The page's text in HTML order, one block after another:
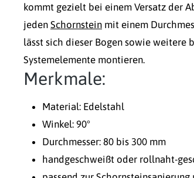
kommt gezielt bei einem Versatz der
jeden Schornstein mit einem
lässt sich dieser Bogen sowie weitere
Systemelemente montieren.
Merkmale:
Material: Edelstahl
Winkel: 90°
Durchmesser: 80 bis 300 mm
handgeschweißt oder rollnaht-